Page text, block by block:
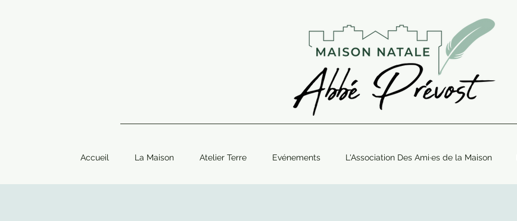
Accueil La Maison Atelier Terre Evénements L'Association Des Ami·es de la Maison